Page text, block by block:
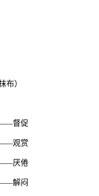
布）
督促
观赏
厌倦
解闷